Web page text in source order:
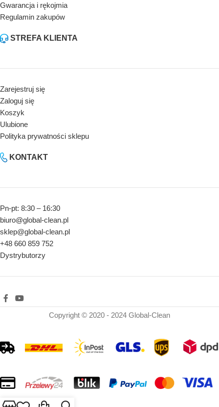
Gwarancja i rękojmia
Regulamin zakupów
STREFA KLIENTA
Zarejestruj się
Zaloguj się
Koszyk
Ulubione
Polityka prywatności sklepu
KONTAKT
Pn-pt: 8:30 – 16:30
biuro@global-clean.pl
sklep@global-clean.pl
+48 660 859 752
Dystrybutorzy
Copyright © 2020 - 2024 Global-Clean